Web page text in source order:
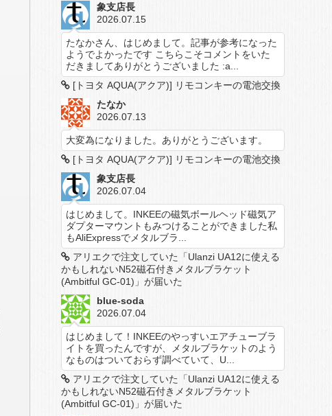
象支店長
2026.07.15
たなかさん、はじめまして。記事が参考になった
ようでよかったです こちらこそコメントをいた
だきましてありがとうございました :a...
[トヨタ AQUA(アクア)] リモコンキーの電池交換
たなか
2026.07.13
大変為になりました。ありがとうございます。
[トヨタ AQUA(アクア)] リモコンキーの電池交換
象支店長
2026.07.04
はじめまして。INKEEの磁気ボールヘッド磁気ア
ダプターマウントもみつけることができました私
もAliExpressでメタルブラ...
アリエクで注文していた「Ulanzi UA12に使える
かもしれないN52磁石付きメタルブラケット
(Ambitful GC-01)」が届いた
blue-soda
2026.07.04
はじめまして！INKEEのやっすいエアチューブラ
イトを買ったんですが、メタルブラケットのよう
なものはついておらず調べていて、U...
アリエクで注文していた「Ulanzi UA12に使える
かもしれないN52磁石付きメタルブラケット
(Ambitful GC-01)」が届いた